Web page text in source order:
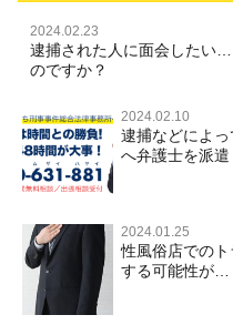
2024.02.23
逮捕された人に面会したい
のですか？
2024.02.10
逮捕などによ
へ弁護士を派遣
2024.01.25
性風俗店での
する可能性が…